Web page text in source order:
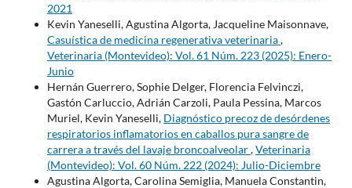
2021
Kevin Yaneselli, Agustina Algorta, Jacqueline Maisonnave,
Casuística de medicina regenerativa veterinaria,
Veterinaria (Montevideo): Vol. 61 Núm. 223 (2025): Enero-
Junio
Hernán Guerrero, Sophie Delger, Florencia Felvinczi,
Gastón Carluccio, Adrián Carzoli, Paula Pessina, Marcos
Muriel, Kevin Yaneselli, Diagnóstico precoz de desórdenes
respiratorios inflamatorios en caballos pura sangre de
carrera a través del lavaje broncoalveolar,Veterinaria
(Montevideo): Vol. 60 Núm. 222 (2024): Julio-Diciembre
Agustina Algorta, Carolina Semiglia, Manuela Constantin,